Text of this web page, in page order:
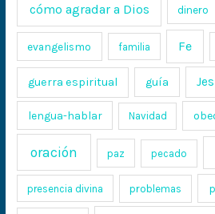
cómo agradar a Dios dinero
evangelismo familia Fe
guerra espiritual guía
lengua-hablar Navidad
oración paz pecado
presencia divina problemas